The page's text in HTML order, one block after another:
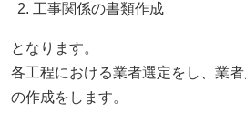
工事関係の書類作成
となります。
各工程における業者選定をし、業
の作成をします。